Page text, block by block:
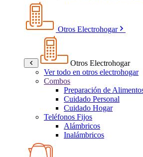
Otros Electrohogar
Otros Electrohogar
Ver todo en otros electrohogar
Combos
Preparación de
Cuidado Personal
Cuidado Hogar
Teléfonos Fijos
Alámbricos
Inalámbricos